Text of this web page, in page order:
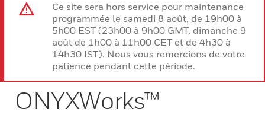
Ce site sera hors service pour maintenance
programmée le samedi 8 août, de 19h00 à
5h00 EST (23h00 à 9h00 GMT, dimanche 9
août de 1h00 à 11h00 CET et de 4h30 à
14h30 IST). Nous vous remercions de votre
patience pendant cette période.
ONYXWorks™